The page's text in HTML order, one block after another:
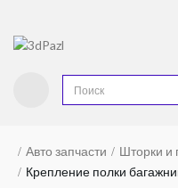
Авто запчасти
Шторки и
Крепление полки